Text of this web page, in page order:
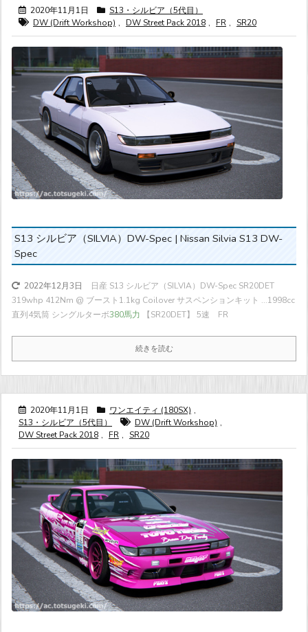
2020年11月1日
S13・シルビア（5代目）
DW (Drift Workshop) , DW Street Pack 2018 , FR , SR20
S13 シルビア（SILVIA）DW-Spec | Nissan Silvia S13 DW-
Spec
2022年12月3日
日産 S13 シルビア（SILVIA）DW-Spec SR20DET
319whp 412Nm @ ブースト1.1kg Coilover サスペンションキット ...1998cc
直列4気筒 シングルターボ380馬力 【SR20DET】 5速 FR
続きを読む
2020年11月1日 ワンエイティ (180SX) ,
S13・シルビア（5代目）
DW (Drift Workshop) ,
DW Street Pack 2018 , FR , SR20